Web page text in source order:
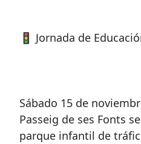
🚦 Jornada de
Sábado 15 de
Passeig de ses Fonts
parque infantil de